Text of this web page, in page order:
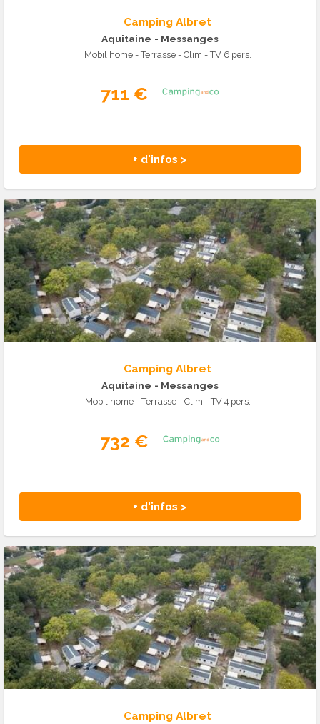
Camping Albret
Aquitaine - Messanges
Mobil home - Terrasse - Clim - TV 6 pers.
711 €
+ d'infos >
Camping Albret
Aquitaine - Messanges
Mobil home - Terrasse - Clim - TV 4 pers.
732 €
+ d'infos >
Camping Albret